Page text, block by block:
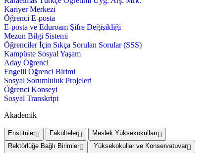
Kariyer Merkezi
Öğrenci E-posta
E-posta ve Eduroam Şifre Değişikliği
Mezun Bilgi Sistemi
Öğrenciler İçin Sıkça Sorulan Sorular (SSS)
Kampüste Sosyal Yaşam
Aday Öğrenci
Engelli Öğrenci Birimi
Sosyal Sorumluluk Projeleri
Öğrenci Konseyi
Sosyal Transkript
Akademik
Enstitüler Fakülteler
Meslek Yüksekokulları
Rektörlüğe Bağlı Birimler
Yüksekokullar ve Konservatuvar